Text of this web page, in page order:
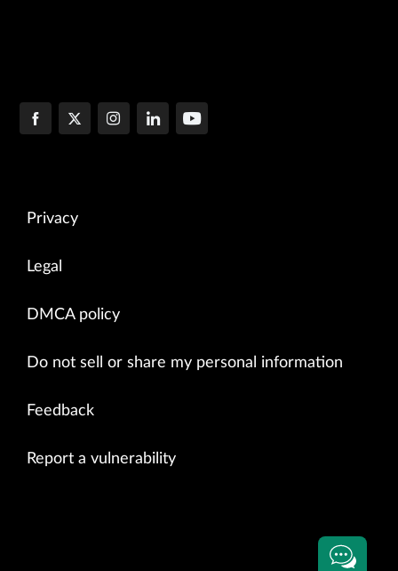
Privacy
Legal
DMCA policy
Do not sell or share my personal information
Feedback
Report a vulnerability